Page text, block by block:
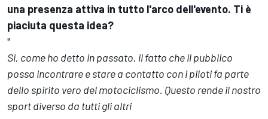
una presenza attiva in tutto l'arco dell'evento. Ti è
piaciuta questa idea?
"
Si, come ho detto in passato, il fatto che il pubblico
possa incontrare e stare a contatto con i piloti fa parte
dello spirito vero del motociclismo. Questo rende il nostro
sport diverso da tutti gli altri